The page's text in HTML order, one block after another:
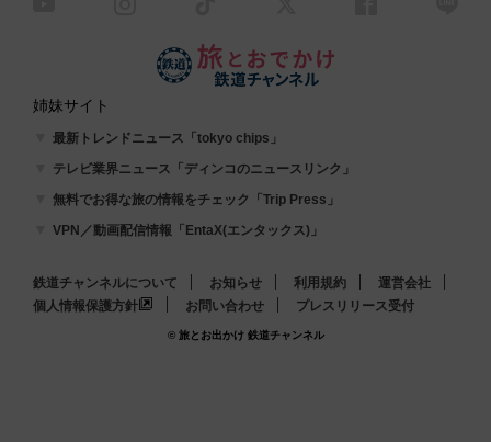
姉妹サイト
最新トレンドニュース「tokyo chips」
テレビ業界ニュース「ディンコのニュースリンク」
無料でお得な旅の情報をチェック「Trip Press」
VPN／動画配信情報「EntaX(エンタックス)」
鉄道チャンネルについて お知らせ 利用規約
運営会社
個人情報保護方針
お問い合わせ プレスリリース受付
© 旅とお出かけ 鉄道チャンネル